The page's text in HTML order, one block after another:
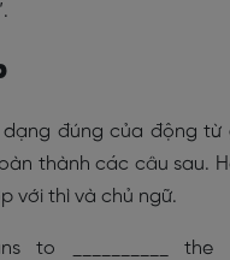
đúng của động từ
thành các câu sau.
với thì và chủ ngữ.
to __________ the